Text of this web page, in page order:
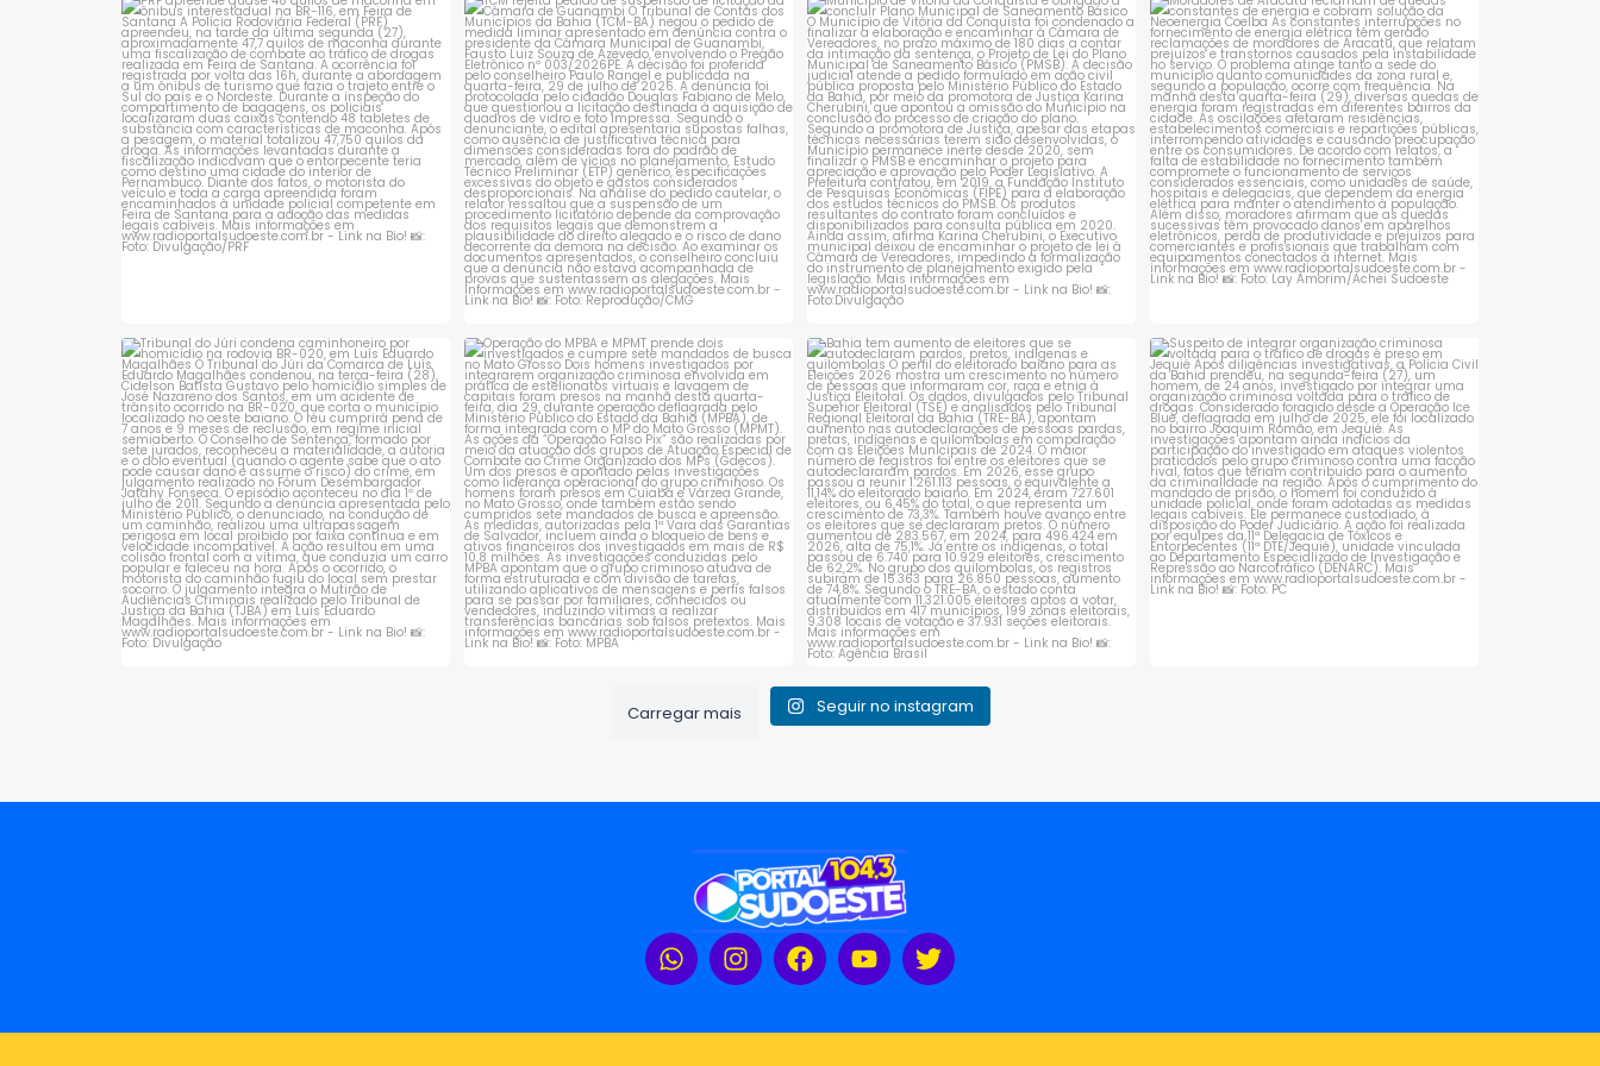
cigarros contrabandeados.
provisória, e terá que
cumprir medidas
cautelares,
descarga
zona rural de
contas de
PRF apreende quase 48 quilos de maconha
em ônibus...
1 0
TCM rejeita pedido de suspensão de
licitação da...
1 0
Município de Vitória da Conquista é
obrigado a...
1 0
Moradores de Aracatu reclamam de
quedas constantes...
1 0
Tribunal do Júri condena caminhoneiro
por...
1 0
Operação do MPBA e MPMT prende dois
investigados e...
1 0
Bahia tem aumento de eleitores que se
autodeclaram...
1 0
Suspeito de integrar organização criminosa
voltada...
1 0
Carregar mais Seguir no instagram